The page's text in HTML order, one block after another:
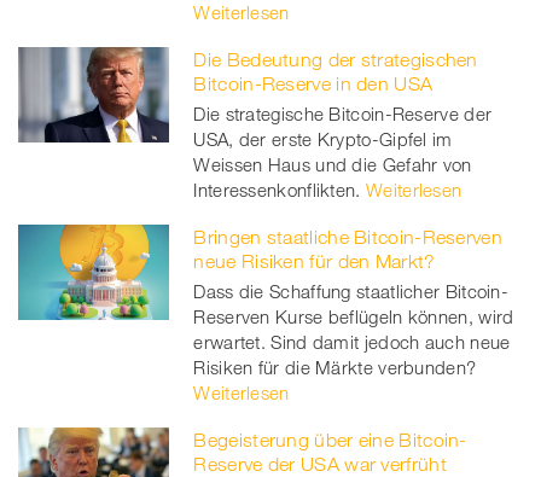
Weiterlesen
Die Bedeutung der strategischen
Bitcoin-Reserve in den USA
Die strategische Bitcoin-Reserve der
USA, der erste Krypto-Gipfel im
Weissen Haus und die Gefahr von
Interessenkonflikten. Weiterlesen
Bringen staatliche Bitcoin-Reserven
neue Risiken für den Markt?
Dass die Schaffung staatlicher Bitcoin-
Reserven Kurse beflügeln können, wird
erwartet. Sind damit jedoch auch neue
Risiken für die Märkte verbunden?
Weiterlesen
Begeisterung über eine Bitcoin-
Reserve der USA war verfrüht